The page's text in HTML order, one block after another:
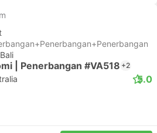
| Penerbangan #VA518 +2
5.0